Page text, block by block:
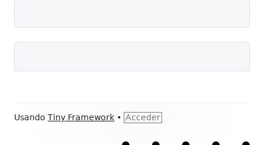
Contenido
Usando Tiny Framework • Acceder